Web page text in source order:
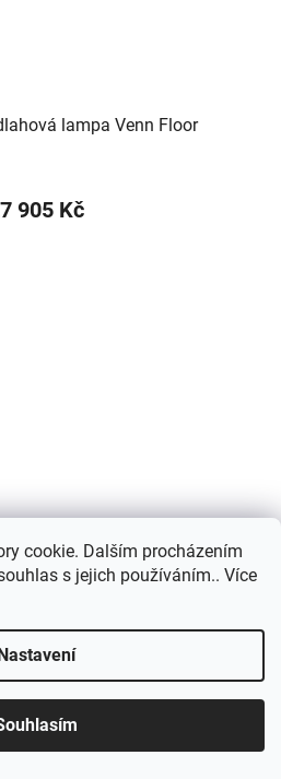
cookie. Dalším procházením
s jejich používáním.. Více
lampa Venn Floor
905 Kč